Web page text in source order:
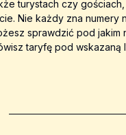
turystach czy
Nie każdy zna numery
sprawdzić pod jakim
taryfę pod wskazaną